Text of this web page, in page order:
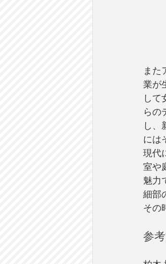
また
業が
して
らの
し、
には
現代
室や
魅力
細部
その
参